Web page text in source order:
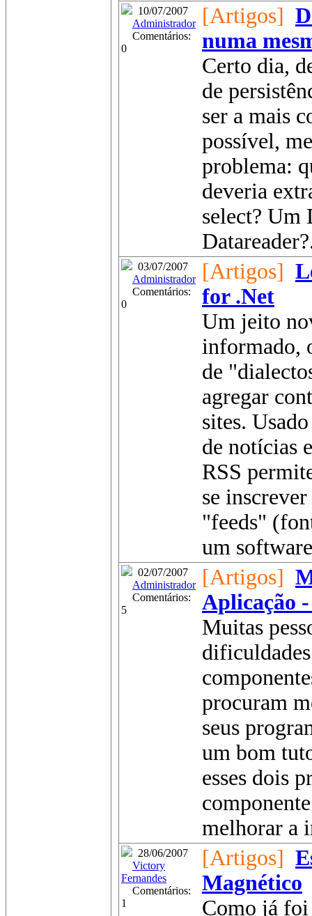
10/07/2007
Administrador
Comentários:
0
[Artigos]
numa
Certo dia,
de
ser a mais
possível,
problema:
deveria
select? Um
03/07/2007
Administrador
Comentários:
0
[Artigos]
for .Net
Um jeito
informado,
de
agregar
sites.
de notícias
RSS
se
"feeds"
um
02/07/2007
Administrador
Comentários:
5
[Artigos]
Aplicação
Muitas
procuram
seus
um bom
esses dois
melhorar a
28/06/2007
Victory
Fernandes
Comentários:
1
[Artigos]
Magnético
Como já foi